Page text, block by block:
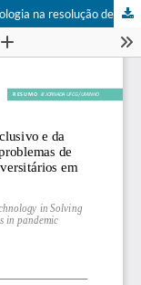
A participação do Design Inclusivo e da Tecnologia na resolução de problemas de ansiedade em estudantes universitários em pandemia Covid-19